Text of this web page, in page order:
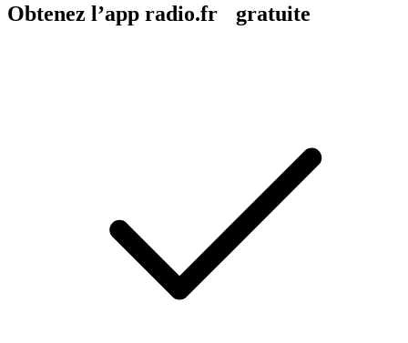
Obtenez l’app radio.fr gratuite